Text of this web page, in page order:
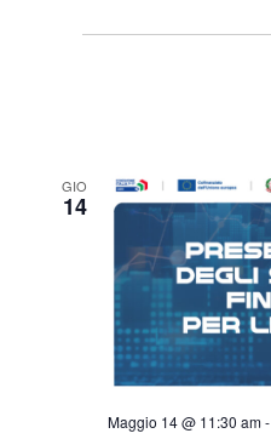
GIO
14
Maggio 14 @ 11:30 am-